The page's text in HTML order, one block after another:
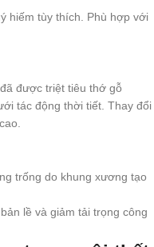
hiếm tùy thích. Phù hợp với
được triệt tiêu thớ gỗ
tác động thời tiết. Thay đổi
trống do khung xương tạo
lề và giảm tải trọng công